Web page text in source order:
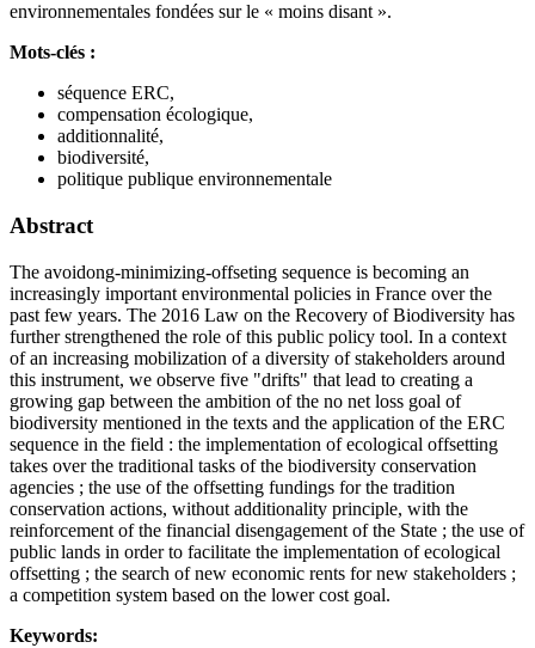
environnementales fondées sur le « moins disant ».
Mots-clés :
séquence ERC,
compensation écologique,
additionnalité,
biodiversité,
politique publique environnementale
Abstract
The avoidong-minimizing-offseting sequence is becoming an
increasingly important environmental policies in France over the
past few years. The 2016 Law on the Recovery of Biodiversity has
further strengthened the role of this public policy tool. In a context
of an increasing mobilization of a diversity of stakeholders around
this instrument, we observe five "drifts" that lead to creating a
growing gap between the ambition of the no net loss goal of
biodiversity mentioned in the texts and the application of the ERC
sequence in the field : the implementation of ecological offsetting
takes over the traditional tasks of the biodiversity conservation
agencies ; the use of the offsetting fundings for the tradition
conservation actions, without additionality principle, with the
reinforcement of the financial disengagement of the State ; the use of
public lands in order to facilitate the implementation of ecological
offsetting ; the search of new economic rents for new stakeholders ;
a competition system based on the lower cost goal.
Keywords: